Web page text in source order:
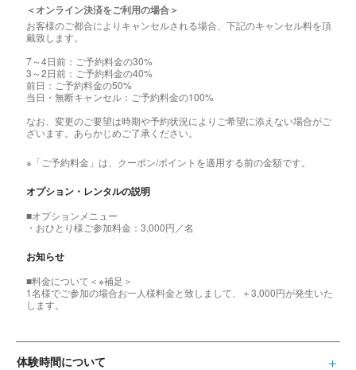
＜オンライン決済をご利用の場合＞
お客様のご都合によりキャンセルされる場合、下記のキャンセル料を頂
戴致します。
7～4日前：ご予約料金の30%
3～2日前：ご予約料金の40%
前日：ご予約料金の50%
当日・無断キャンセル：ご予約料金の100%
なお、変更のご要望は時期や予約状況によりご希望に添えない場合がご
ざいます。あらかじめご了承ください。
※「ご予約料金」は、クーポン/ポイントを適用する前の金額です。
オプション・レンタルの説明
■オプションメニュー
・おひとり様ご参加料金：3,000円／名
お知らせ
■料金について＜※補足＞
1名様でご参加の場合お一人様料金と致しまして、＋3,000円が発生いた
します。
体験時間について